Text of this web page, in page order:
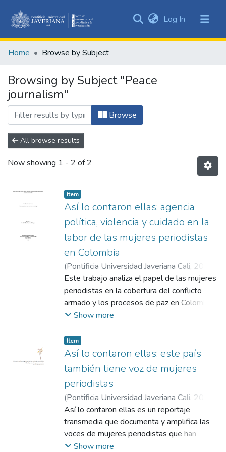
&
All of DSpace
Log In (current)
Home Browse by Subject
Browsing by Subject "Peace
journalism"
Browse
All browse results
Now showing 1 - 2 of 2
Item
Así lo contaron ellas: agencia
política, violencia y cuidado en la
labor de las mujeres periodistas
en Colombia
(Pontificia Universidad Javeriana Cali, 2025
Martínez Sarmiento, Itzel;Guerrero
Rodríguez, Freddy Alfonso
Este trabajo analiza el papel de las mujeres
periodistas en la cobertura del conflicto
armado y los procesos de paz en Colombia,
entendiendo su labor como una forma de
desigualdades de género. A partir de
entrevistas en profundidad con ocho
periodistas de distintas regiones y
mediante un análisis narrativo y de
discursos, se identifican los principales
obstáculos que enfrentan: precariedad
laboral, censura y autocensura, violencias
simbólicas y desigualdades territoriales. Sin
embargo, el estudio también muestra cómo
estas periodistas despliegan estrategias
Show more
Item
Así lo contaron ellas: este país
también tiene voz de mujeres
periodistas
(Pontificia Universidad Javeriana Cali, 2025
Martínez Sarmiento, Itzel;Valencia Giraldo,
Víctor Hugo
Así lo contaron ellas es un reportaje
transmedia que documenta y amplifica las
voces de mujeres periodistas que han
cubierto el conflicto armado y la paz en
Show more